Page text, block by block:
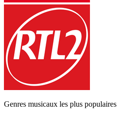
Genres musicaux les plus populaires